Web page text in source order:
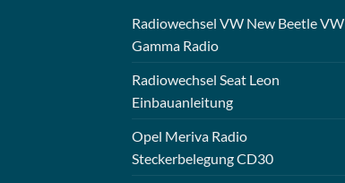
Radiowechsel VW New Beetle VW
Gamma Radio
Radiowechsel Seat Leon
Einbauanleitung
Opel Meriva Radio
Steckerbelegung CD30